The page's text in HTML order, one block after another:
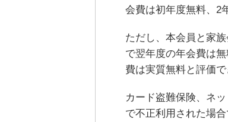
会費は初年度無料、2
ただし、本会員と家
で翌年度の年会費は
費は実質無料と評価で
カード盗難保険、ネ
で不正利用された場